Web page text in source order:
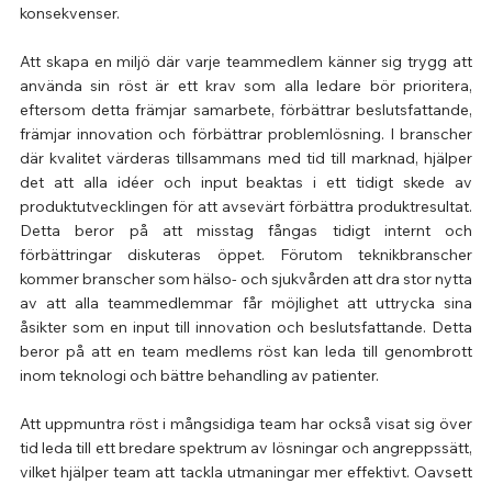
konsekvenser.
Att skapa en miljö där varje teammedlem känner sig trygg att
använda sin röst är ett krav som alla ledare bör prioritera,
eftersom detta främjar samarbete, förbättrar beslutsfattande,
främjar innovation och förbättrar problemlösning. I branscher
där kvalitet värderas tillsammans med tid till marknad, hjälper
det att alla idéer och input beaktas i ett tidigt skede av
produktutvecklingen för att avsevärt förbättra produktresultat.
Detta beror på att misstag fångas tidigt internt och
förbättringar diskuteras öppet. Förutom teknikbranscher
kommer branscher som hälso- och sjukvården att dra stor nytta
av att alla teammedlemmar får möjlighet att uttrycka sina
åsikter som en input till innovation och beslutsfattande. Detta
beror på att en team medlems röst kan leda till genombrott
inom teknologi och bättre behandling av patienter.
Att uppmuntra röst i mångsidiga team har också visat sig över
tid leda till ett bredare spektrum av lösningar och angreppssätt,
vilket hjälper team att tackla utmaningar mer effektivt. Oavsett